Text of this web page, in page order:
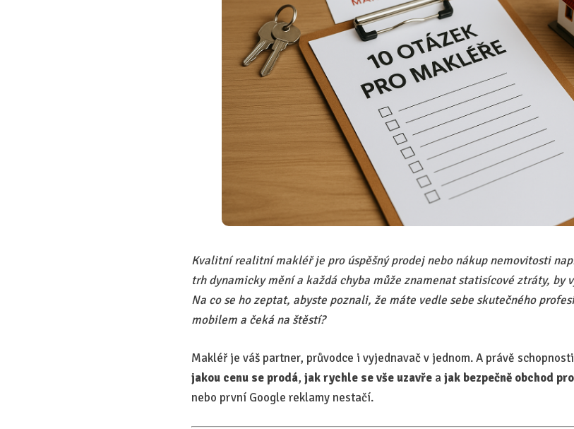
Kvalitní realitní makléř je pro úspěšný prodej nebo nákup nemovitosti
trh dynamicky mění a každá chyba může znamenat statisícové ztráty, by
Na co se ho zeptat, abyste poznali, že máte vedle sebe skutečného
mobilem a čeká na štěstí?
Makléř je váš partner, průvodce i vyjednavač v jednom. A právě
jakou cenu se prodá,jak rychle se vše uzavře ajak bezpečně obchod
nebo první Google reklamy nestačí.